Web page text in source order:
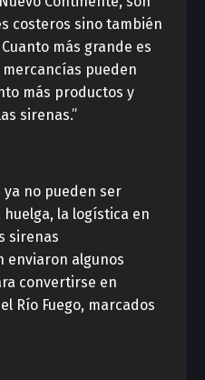
costeros sino también
más grande es
pueden
más productos y
sirenas.”
ya no pueden ser
la logística en
sirenas
enviaron algunos
convertirse en
Río Fuego, marcados